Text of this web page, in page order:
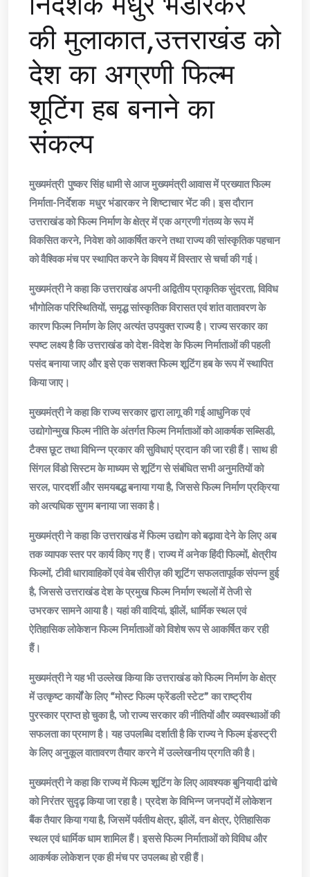
की मुलाकात,उत्तराखंड को
देश का अग्रणी फिल्म
शूटिंग हब बनाने का
संकल्प
मुख्यमंत्री पुष्कर सिंह धामी से आज मुख्यमंत्री आवास में प्रख्यात फिल्म
निर्माता-निर्देशक मधुर भंडारकर ने शिष्टाचार भेंट की। इस दौरान
उत्तराखंड को फिल्म निर्माण के क्षेत्र में एक अग्रणी गंतव्य के रूप में
विकसित करने, निवेश को आकर्षित करने तथा राज्य की सांस्कृतिक पहचान
को वैश्विक मंच पर स्थापित करने के विषय में विस्तार से चर्चा की गई।
मुख्यमंत्री ने कहा कि उत्तराखंड अपनी अद्वितीय प्राकृतिक सुंदरता, विविध
भौगोलिक परिस्थितियों, समृद्ध सांस्कृतिक विरासत एवं शांत वातावरण के
कारण फिल्म निर्माण के लिए अत्यंत उपयुक्त राज्य है। राज्य सरकार का
स्पष्ट लक्ष्य है कि उत्तराखंड को देश-विदेश के फिल्म निर्माताओं की पहली
पसंद बनाया जाए और इसे एक सशक्त फिल्म शूटिंग हब के रूप में स्थापित
किया जाए।
मुख्यमंत्री ने कहा कि राज्य सरकार द्वारा लागू की गई आधुनिक एवं
उद्योगोन्मुख फिल्म नीति के अंतर्गत फिल्म निर्माताओं को आकर्षक सब्सिडी,
टैक्स छूट तथा विभिन्न प्रकार की सुविधाएं प्रदान की जा रही हैं। साथ ही
सिंगल विंडो सिस्टम के माध्यम से शूटिंग से संबंधित सभी अनुमतियों को
सरल, पारदर्शी और समयबद्ध बनाया गया है, जिससे फिल्म निर्माण प्रक्रिया
को अत्यधिक सुगम बनाया जा सका है।
मुख्यमंत्री ने कहा कि उत्तराखंड में फिल्म उद्योग को बढ़ावा देने के लिए अब
तक व्यापक स्तर पर कार्य किए गए हैं। राज्य में अनेक हिंदी फिल्मों, क्षेत्रीय
फिल्मों, टीवी धारावाहिकों एवं वेब सीरीज़ की शूटिंग सफलतापूर्वक संपन्न हुई
है, जिससे उत्तराखंड देश के प्रमुख फिल्म निर्माण स्थलों में तेजी से
उभरकर सामने आया है। यहां की वादियां, झीलें, धार्मिक स्थल एवं
ऐतिहासिक लोकेशन फिल्म निर्माताओं को विशेष रूप से आकर्षित कर रही
हैं।
मुख्यमंत्री ने यह भी उल्लेख किया कि उत्तराखंड को फिल्म निर्माण के क्षेत्र
में उत्कृष्ट कार्यों के लिए “मोस्ट फिल्म फ्रेंडली स्टेट” का राष्ट्रीय
पुरस्कार प्राप्त हो चुका है, जो राज्य सरकार की नीतियों और व्यवस्थाओं की
सफलता का प्रमाण है। यह उपलब्धि दर्शाती है कि राज्य ने फिल्म इंडस्ट्री
के लिए अनुकूल वातावरण तैयार करने में उल्लेखनीय प्रगति की है।
मुख्यमंत्री ने कहा कि राज्य में फिल्म शूटिंग के लिए आवश्यक बुनियादी ढांचे
को निरंतर सुदृढ़ किया जा रहा है। प्रदेश के विभिन्न जनपदों में लोकेशन
बैंक तैयार किया गया है, जिसमें पर्वतीय क्षेत्र, झीलें, वन क्षेत्र, ऐतिहासिक
स्थल एवं धार्मिक धाम शामिल हैं। इससे फिल्म निर्माताओं को विविध और
आकर्षक लोकेशन एक ही मंच पर उपलब्ध हो रही हैं।